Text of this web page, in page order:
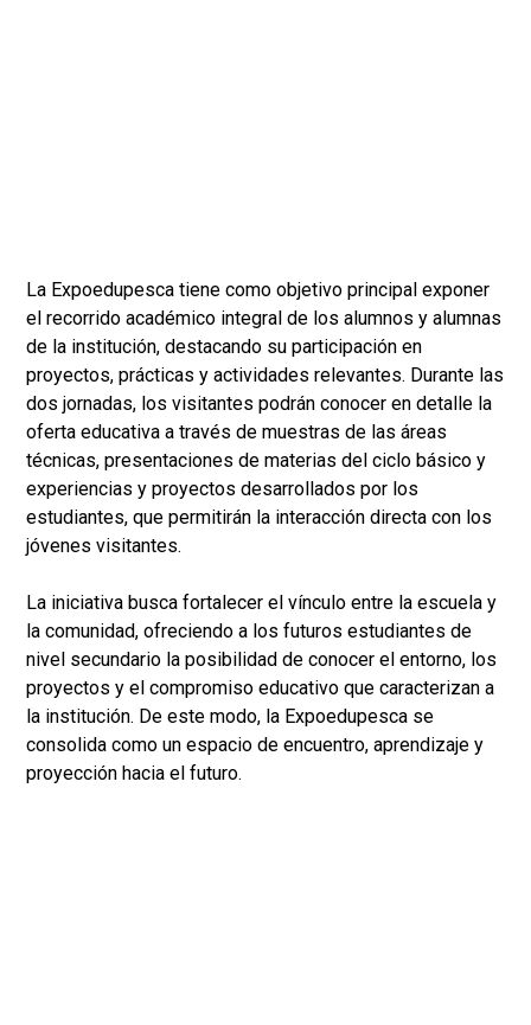
La Expoedupesca tiene como objetivo principal exponer
el recorrido académico integral de los alumnos y alumnas
de la institución, destacando su participación en
proyectos, prácticas y actividades relevantes. Durante las
dos jornadas, los visitantes podrán conocer en detalle la
oferta educativa a través de muestras de las áreas
técnicas, presentaciones de materias del ciclo básico y
experiencias y proyectos desarrollados por los
estudiantes, que permitirán la interacción directa con los
jóvenes visitantes.
La iniciativa busca fortalecer el vínculo entre la escuela y
la comunidad, ofreciendo a los futuros estudiantes de
nivel secundario la posibilidad de conocer el entorno, los
proyectos y el compromiso educativo que caracterizan a
la institución. De este modo, la Expoedupesca se
consolida como un espacio de encuentro, aprendizaje y
proyección hacia el futuro.